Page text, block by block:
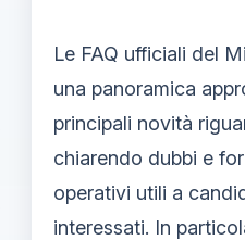
Le FAQ ufficiali del
una panoramica
principali novità
chiarendo dubbi e
operativi utili a
interessati. In